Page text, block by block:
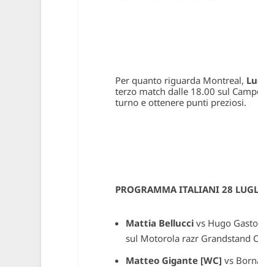
Per quanto riguarda Montreal,
terzo match dalle 18.00 sul
turno e ottenere punti preziosi.
PROGRAMMA ITALIANI 28
Mattia Belluccivs Hugo
sul Motorola razr Grandstand
Matteo Gigante [WC] vs